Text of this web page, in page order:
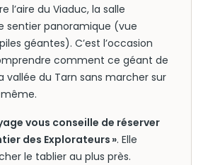
l’aire du Viaduc, la salle
sentier panoramique (vue
géantes). C’est l’occasion
comment ce géant de
du Tarn sans marcher sur
vous conseille de réserver
des Explorateurs ». Elle
le tablier au plus près.